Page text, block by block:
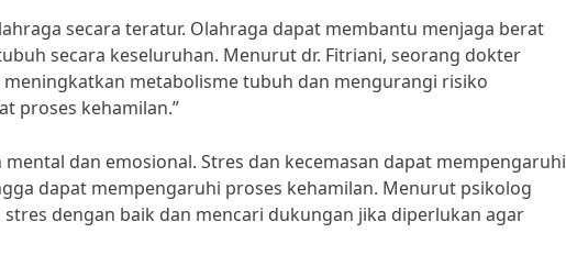
secara teratur. Olahraga dapat membantu menjaga berat
secara keseluruhan. Menurut dr. Fitriani, seorang dokter
metabolisme tubuh dan mengurangi risiko
proses kehamilan.”
dan emosional. Stres dan kecemasan dapat mempengaruhi
dapat mempengaruhi proses kehamilan. Menurut psikolog
dengan baik dan mencari dukungan jika diperlukan agar